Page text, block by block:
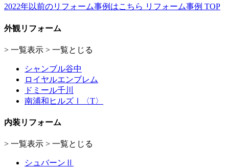
2022年以前のリフォーム事例はこちら リフォーム事例 TOP
外観リフォーム
> 一覧表示 > 一覧とじる
シャンブル谷中
ロイヤルエンブレム
ドミール千川
南浦和ヒルズⅠ〈T〉
内装リフォーム
> 一覧表示 > 一覧とじる
シュバーンⅡ